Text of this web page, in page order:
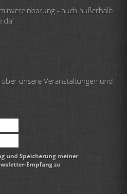
- auch außerhalb
da!
unsere Veranstaltungen und
und Speicherung meiner
Empfang zu